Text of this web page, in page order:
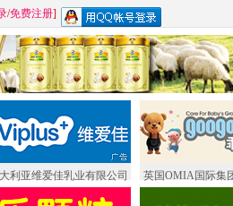
/免费注册]
利亚维爱佳乳业有限公司 英国OMIA国际集